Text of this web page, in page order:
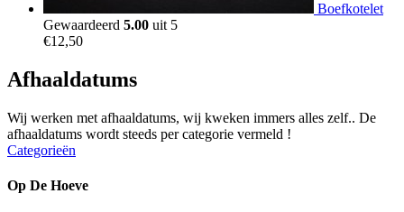
Boefkotelet
Gewaardeerd 5.00 uit 5
€12,50
Afhaaldatums
Wij werken met afhaaldatums, wij kweken immers alles zelf.. De
afhaaldatums wordt steeds per categorie vermeld !
Categorieën
Op De Hoeve